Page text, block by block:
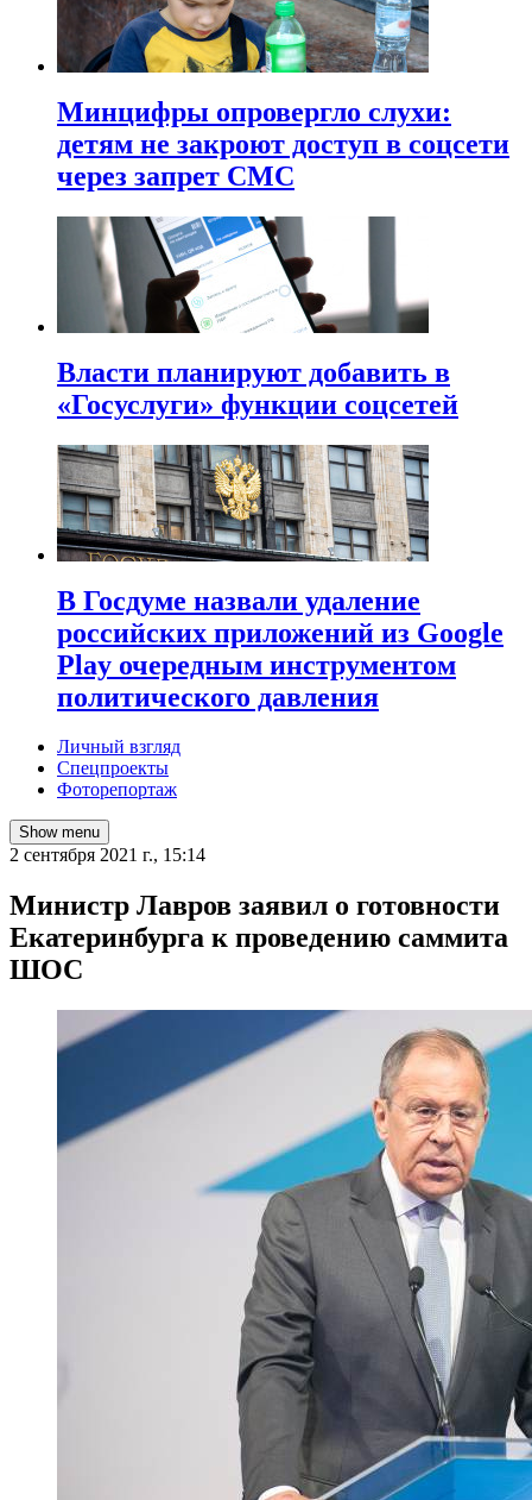
Минцифры опровергло слухи:
детям не закроют доступ в соцсети
через запрет СМС
Власти планируют добавить в
«Госуслуги» функции соцсетей
В Госдуме назвали удаление
российских приложений из Google
Play очередным инструментом
политического давления
Личный взгляд
Спецпроекты
Фоторепортаж
Show menu
2 сентября 2021 г., 15:14
​Министр Лавров заявил о готовности
Екатеринбурга к проведению саммита
ШОС